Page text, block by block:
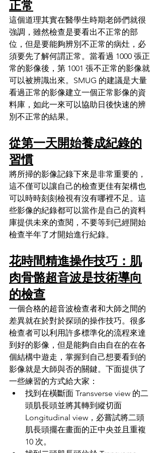
正常
這個道理其實在醫學生時期老師們就很
強調，雖然檢查是要看出不正常的部
位，但是要能夠辨別不正常的病灶，必
須要先了解何謂正常。當看過 1000 張正
常的影像後，第 1001 張不正常的影像就
可以被辨識出來。SMUG 的建議是大量
看過正常的影像建立一個正常影像的資
料庫，如此一來可以協助日後快速的辨
別不正常的結果。
從第一天開始養成紀錄的
習慣
將所掃的影像記錄下來是非常重要的，
這不僅可以讓自己的檢查更佳有架構也
可以時時刻刻檢視有沒有哪裡不足。這
些影像的紀錄都可以當作是自己的資料
庫提供未來的查閱，不要等到已經開始
檢查半年了才開始進行紀錄。
花時間精進操作技巧：肌
肉骨骼超音波是技術導向
的檢查
一個合格的超音波檢查者和大師之間的
差異就在於對於探頭的操作技巧。很多
檢查者可以利用許多標準化的流程來達
到好的影像，但是能夠自由自在的在各
個結構中遊走，掌握到自己想要看到的
影像就是大師與否的關鍵。下面提供了
一些練習的方式給大家：
找到在橫斷面 Transverse view 的二
頭肌長頭並將其轉到縱切面
Longitudinal view，必嘗試將二頭
肌長頭擺在畫面的正中央並且重複
10 次。